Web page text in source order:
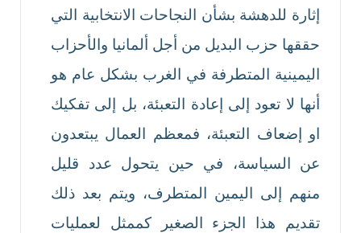
إثارة للدهشة بشأن النجاحات الانتخابية التي
حققها حزب البديل من أجل ألمانيا والأحزاب
اليمينية المتطرفة في الغرب بشكل عام هو
أنها لا تعود إلى إعادة التعبئة، بل إلى تفكيك
او إضعاف التعبئة، فمعظم العمال يبتعدون
عن السياسة، في حين يتحول عدد قليل
منهم إلى اليمين المتطرف، ويتم بعد ذلك
تقديم هذا الجزء الصغير كممثل لعمليات